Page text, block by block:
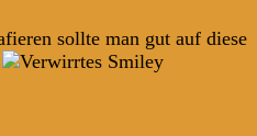
sollte man gut auf diese